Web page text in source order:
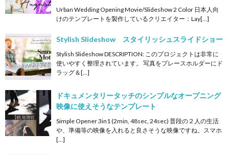
Urban Wedding Opening Movie/Slideshow 2 Color 日本人向
けのテンプレートを製作しているクリエイター：Lay[…]
Stylish Slideshow スタイリッシュスライドショー
Stylish Slideshow DESCRIPTION: このプロジェクトは非常に
使いやすく整理されています。 写真をプレースホルダーにド
ラッグ＆[…]
ドキュメンタリータッチのシンプルなオープニング
映像に使えそうなテンプレート
Simple Opener 3in1 (2min, 48sec, 24sec) 普段の２人の生活
や、準備等の映像を入れると良さそうな映像ですね。スマホ
[…]